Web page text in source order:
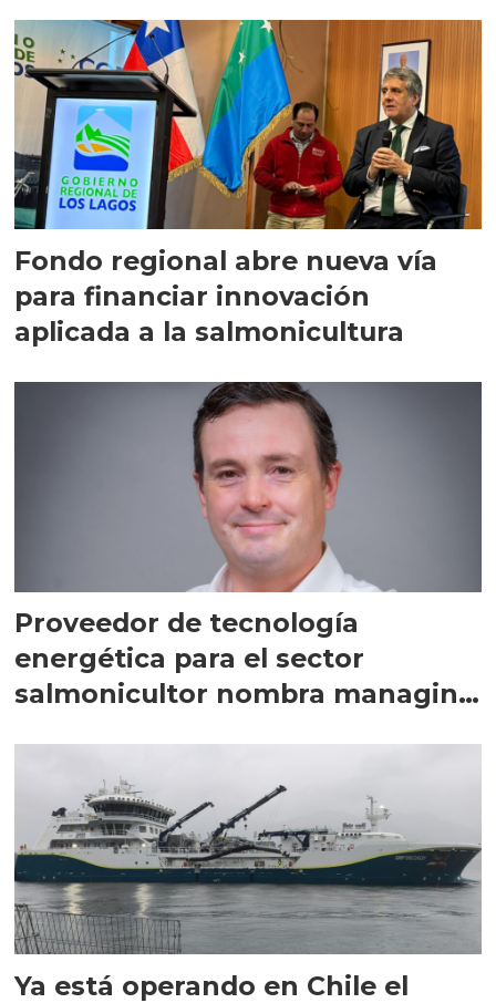
Fondo regional abre nueva vía
para financiar innovación
aplicada a la salmonicultura
Proveedor de tecnología
energética para el sector
salmonicultor nombra managing
Ya está operando en Chile el